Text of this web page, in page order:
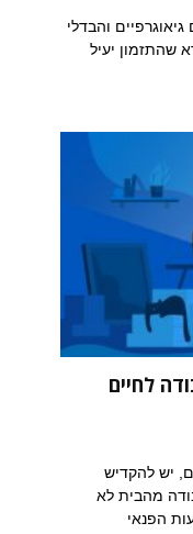
והבדלי
שהתזמון יעיל
לחיים
יש להקדיש
מהבית לא
הפנאי